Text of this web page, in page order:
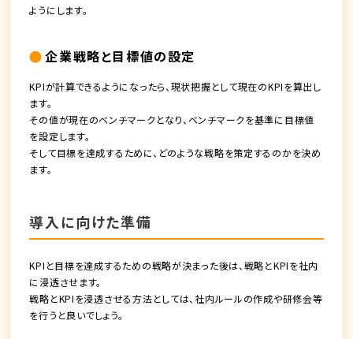
ようにします。
企業戦略と目標値の設定
KPIが計算できるようになったら、現状把握として現在のKPIを算出し
ます。
その値が現在のベンチマークとなり、ベンチマークを基準に目標値
を設定します。
そして目標を達成するために、どのような戦略を策定するのかを決め
ます。
導入に向けた準備
KPIと目標を達成するための戦略が決まった後は、戦略とKPIを社内
に浸透させます。
戦略とKPIを浸透させる方法としては、社内ルールの作成や研修会等
を行うと良いでしょう。